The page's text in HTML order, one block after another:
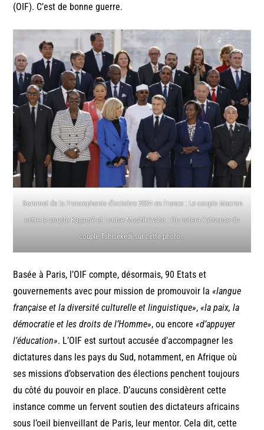
(OIF). C’est de bonne guerre.
Sommet de la Francophonie d’octobre 2024 en France : Le couple Macron
entre le couple Kagamé et Louise Mushikiwabo : On notera l’absence du
couple Tshisekedi sur cette photo…
Basée à Paris, l’OIF compte, désormais, 90 Etats et
gouvernements avec pour mission de promouvoir la«langue
française et la diversité culturelle et linguistique»,«la paix, la
démocratie et les droits de l’Homme», ou encore«d’appuyer
l’éducation». L’OIF est surtout accusée d’accompagner les
dictatures dans les pays du Sud, notamment, en Afrique où
ses missions d’observation des élections penchent toujours
du côté du pouvoir en place. D’aucuns considèrent cette
instance comme un fervent soutien des dictateurs africains
sous l’oeil bienveillant de Paris, leur mentor. Cela dit, cette